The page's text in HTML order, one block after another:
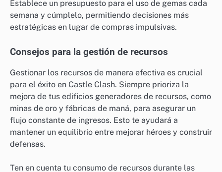
Establece un presupuesto para el uso de gemas cada
semana y cúmplelo, permitiendo decisiones más
estratégicas en lugar de compras impulsivas.
Consejos para la gestión de recursos
Gestionar los recursos de manera efectiva es crucial
para el éxito en Castle Clash. Siempre prioriza la
mejora de tus edificios generadores de recursos, como
minas de oro y fábricas de maná, para asegurar un
flujo constante de ingresos. Esto te ayudará a
mantener un equilibrio entre mejorar héroes y construir
defensas.
Ten en cuenta tu consumo de recursos durante las